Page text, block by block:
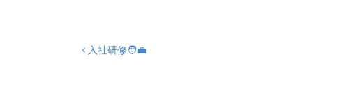
Post navigation
入社研修🧑‍💼